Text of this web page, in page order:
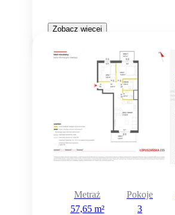
Zobacz więcej
Metraż
57,65 m²
Pokoje
3